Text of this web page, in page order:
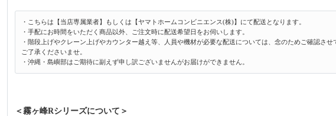
・こちらは【当店専属業者】もしくは【ヤマトホームコンビニエンス(株)】にて配送となります。
・手配にお時間をいただく商品以外、ご注文時に配送希望日をお伺いします。
・階段上げやクレーン上げやカウンター越え等、人員や機材が必要な配送については、念のためご確認さ
ご了承くださいませ。
・沖縄・島嶼部はご期待に副えず申し訳ございませんがお届けができません。
＜霧ヶ峰Rシリーズについて＞